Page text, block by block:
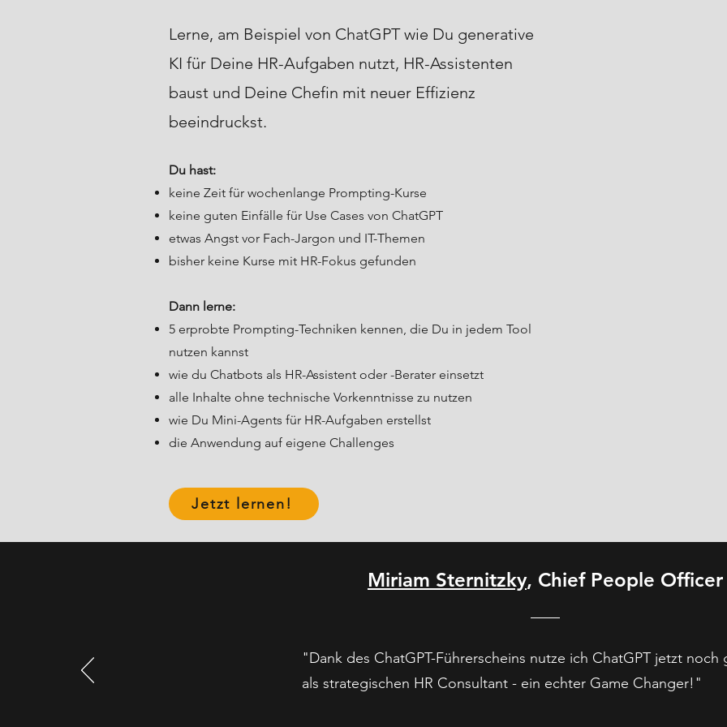
Lerne, am Beispiel von ChatGPT wie Du generative
KI für Deine HR-Aufgaben nutzt, HR-Assistenten
baust und Deine Chefin mit neuer Effizienz
beeindruckst.
Du hast:
keine Zeit für wochenlange Prompting-Kurse
keine guten Einfälle für Use Cases von ChatGPT
etwas Angst vor Fach-Jargon und IT-Themen
bisher keine Kurse mit HR-Fokus gefunden
Dann lerne:
5 erprobte Prompting-Techniken kennen, die Du in jedem Tool
nutzen kannst
wie du Chatbots als HR-Assistent oder -Berater einsetzt
alle Inhalte ohne technische Vorkenntnisse zu nutzen
wie Du Mini-Agents für HR-Aufgaben erstellst
die Anwendung auf eigene Challenges
Jetzt lernen!
Miriam Sternitzky, Chief People Officer
"Dank des ChatGPT-Führerscheins nutze ich ChatGPT jetzt noch
als strategischen HR Consultant - ein echter Game Changer!"